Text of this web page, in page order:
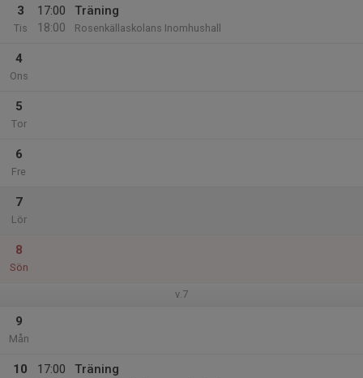
3
Tis
17:00
18:00
Träning
Rosenkällaskolans Inomhushall
4
Ons
5
Tor
6
Fre
7
Lör
8
Sön
v.7
9
Mån
10
17:00
Träning